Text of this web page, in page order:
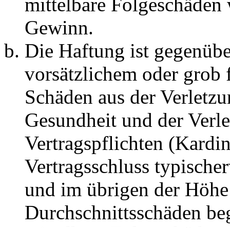
Gewinn.
Die Haftung ist
vorsätzlichem oder grob
Schäden aus der
Gesundheit und der
Vertragspflichten
Vertragsschluss
und im übrigen der
Durchschnittsschäden